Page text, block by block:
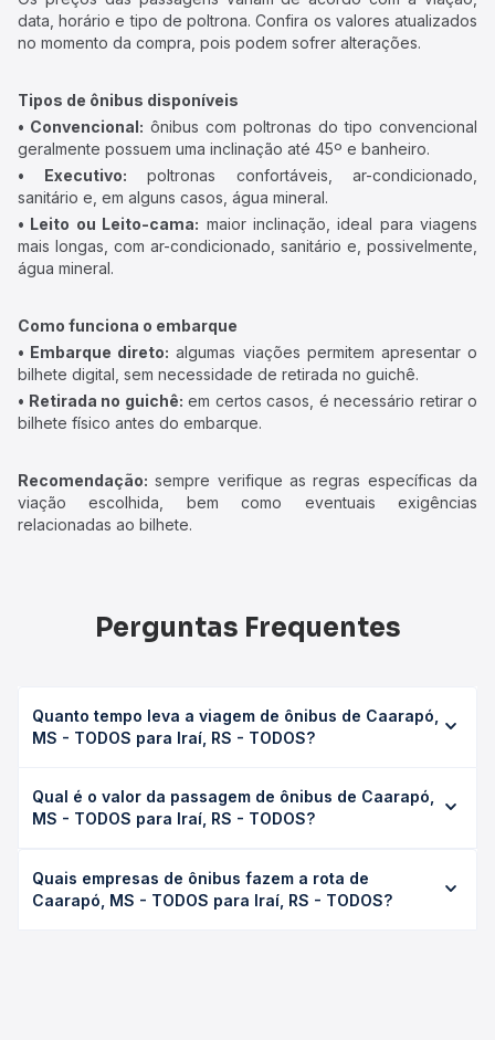
data, horário e tipo de poltrona. Confira os valores atualizados
no momento da compra, pois podem sofrer alterações.
Tipos de ônibus disponíveis
• Convencional: ônibus com poltronas do tipo convencional
geralmente possuem uma inclinação até 45º e banheiro.
• Executivo: poltronas confortáveis, ar-condicionado,
sanitário e, em alguns casos, água mineral.
• Leito ou Leito-cama: maior inclinação, ideal para viagens
mais longas, com ar-condicionado, sanitário e, possivelmente,
água mineral.
Como funciona o embarque
• Embarque direto: algumas viações permitem apresentar o
bilhete digital, sem necessidade de retirada no guichê.
• Retirada no guichê: em certos casos, é necessário retirar o
bilhete físico antes do embarque.
Recomendação: sempre verifique as regras específicas da
viação escolhida, bem como eventuais exigências
relacionadas ao bilhete.
Perguntas Frequentes
Quanto tempo leva a viagem de ônibus de Caarapó,
MS - TODOS para Iraí, RS - TODOS?
RS - TODOS leva em média 17h, podendo variar conforme
a viação, o tipo de serviço (convencional, executivo ou
exata de cada opção na data desejada.
Qual é o valor da passagem de ônibus de Caarapó,
MS - TODOS para Iraí, RS - TODOS?
TODOS para Iraí, RS - TODOS custa em média R$ 309,31 e
varia conforme a data da viagem, a empresa, o tipo de
Quais empresas de ônibus fazem a rota de
Caarapó, MS - TODOS para Iraí, RS - TODOS?